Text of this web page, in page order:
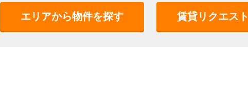
エリアから物件を探す 賃貸リクエスト